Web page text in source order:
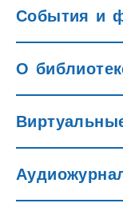
События и
О